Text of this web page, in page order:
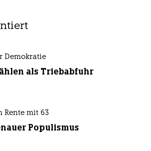
Demokratie
als Triebabfuhr
Rente mit 63
Populismus